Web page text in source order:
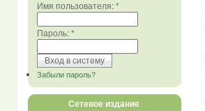
Имя пользователя:*
Пароль:*
Забыли пароль?
Сетевое издание